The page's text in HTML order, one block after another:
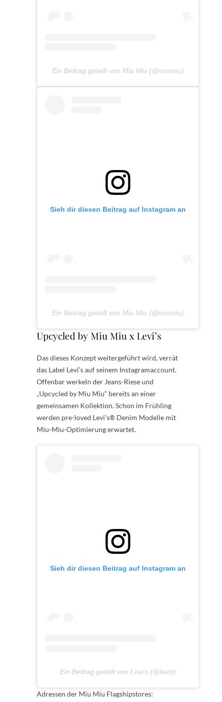
Ein Beitrag geteilt von Miu Miu (@miumiu)
Sieh dir diesen Beitrag auf Instagram an
Ein Beitrag geteilt von Miu Miu (@miumiu)
Upcycled by Miu Miu x Levi’s
Das dieses Konzept weitergeführt wird, verrät
das Label Levi’s auf seinem Instagramaccount.
Offenbar werkeln der Jeans-Riese und
„Upcycled by Miu Miu“ bereits an einer
gemeinsamen Kollektion. Schon im Frühling
werden pre-loved Levi’s® Denim Modelle mit
Miu-Miu-Optimierung erwartet.
Sieh dir diesen Beitrag auf Instagram an
Ein Beitrag geteilt von Levi’s (@levis)
Adressen der Miu Miu Flagshipstores: